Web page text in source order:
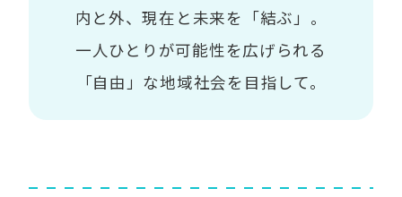
内と外、現在と未来を「結ぶ」。
一人ひとりが可能性を広げられる
「自由」な地域社会を目指して。